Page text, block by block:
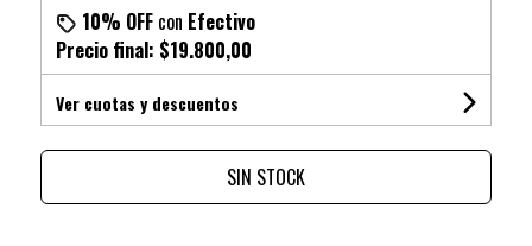
10% OFFcon Efectivo
Precio final: $19.800,00
Ver cuotas y descuentos
SIN STOCK